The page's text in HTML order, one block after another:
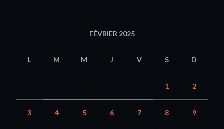
FÉVRIER 2025
L M M J V S D
1 2
3 4 5 6 7 8 9